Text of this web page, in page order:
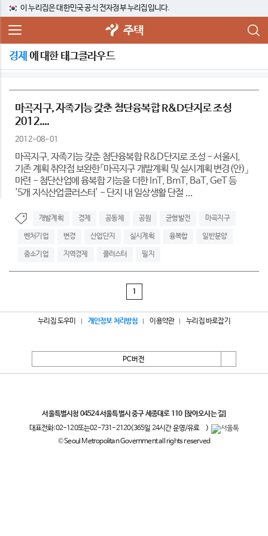
이 누리집은 대한민국 공식 전자정부 누리집입니다.
주택
경제 에 대한 태그클라우드
마곡지구, 자족기능 갖춘 첨단융복합 R&D단지로 조성
2012....
2012-08-01
마곡지구, 자족기능 갖춘 첨단융복합 R&D단지로 조성 - 서울시,
기존 계획 취약점 보완한「마곡지구 개발계획 및 실시계획 변경(안)」
마련 - 첨단산업에 융복합 기능을 더한 InT, BmT, BaT, GeT 등
'5개 지식산업클러스터' - 단지 내 일상생활 단절 ...
개발계획 경제 공동체 공원 균형발전 마곡지구
벤처기업 변경 산업단지 실시계획 융복합 일반분양
중소기업 지역경제 클러스터 필지
1
누리집 도우미 개인정보 처리방침 이용약관 누리집 바로잡기
PC버전
서울특별시청 04524 서울특별시 중구 세종대로 110 [찾아오시는 길]
대표전화:02-120또는02-731-2120(365일 24시간 운영/유료
)
© Seoul Metropolitan Government all rights reserved